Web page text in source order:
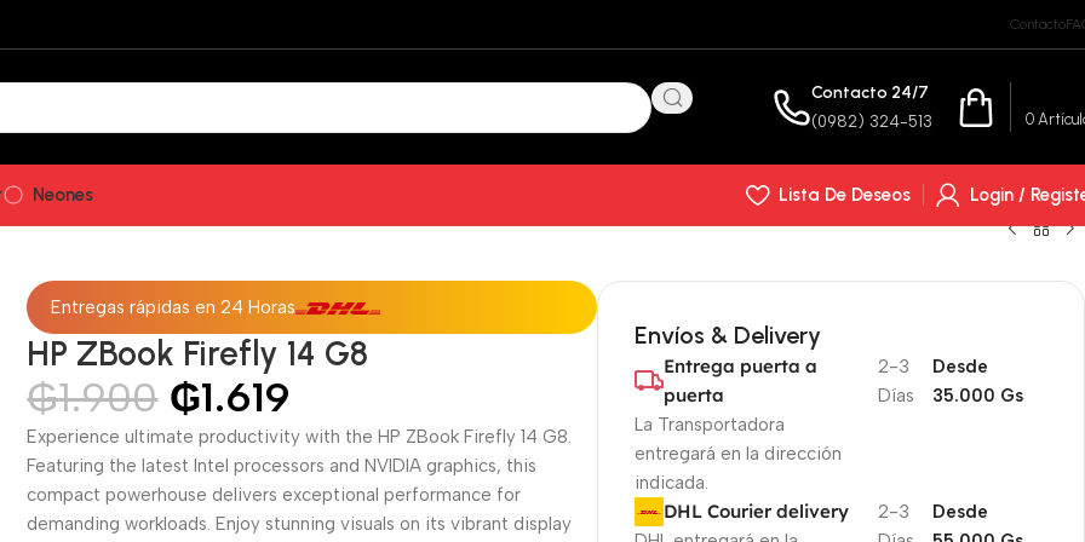
Contacto
Contacto 24/7
(0982) 324-513 0
Neones Lista De Deseos
Login /
Entregas rápidas en 24 Horas
HP ZBook Firefly 14 G8
₲1.900 ₲1.619
Experience ultimate productivity with the HP ZBook Firefly 14 G8.
Featuring the latest Intel processors and NVIDIA graphics, this
compact powerhouse delivers exceptional performance for
demanding workloads. Enjoy stunning visuals on its vibrant display
Envíos & Delivery
Entrega puerta a
puerta
La Transportadora
entregará en la dirección
indicada.
2-3
Días
Desde
35.000 Gs
DHL Courier delivery
2-3
Desde